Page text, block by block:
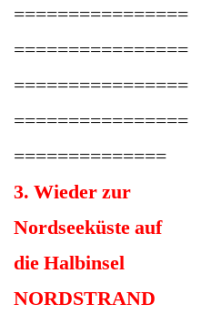
================
================
================
================
==============
3. Wieder zur
Nordseeküste auf
die Halbinsel
NORDSTRAND